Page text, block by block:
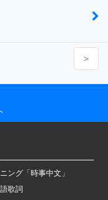
＞
ング「時事中文」
歌詞